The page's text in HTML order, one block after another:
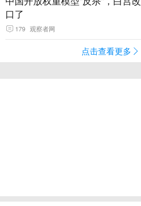
口了
179 观察者网
点击查看更多